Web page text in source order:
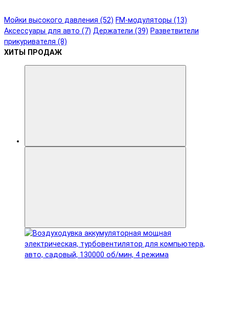
Мойки высокого давления (52) FM-модуляторы (13)
Аксессуары для авто (7) Держатели (39) Разветвители
прикуривателя (8)
ХИТЫ ПРОДАЖ